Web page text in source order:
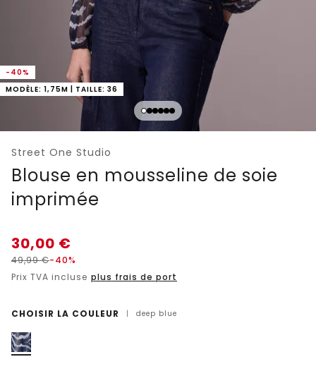
-40%
MODÈLE: 1,75M | TAILLE: 36
Street One Studio
Blouse en mousseline de soie
imprimée
30,00 €
49,99€-40%
Prix TVA incluse plus frais de port
CHOISIR LA COULEUR | deep blue